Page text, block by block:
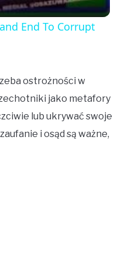
End To Corrupt
ostrożności w
jako metafory
lub ukrywać swoje
i osąd są ważne,